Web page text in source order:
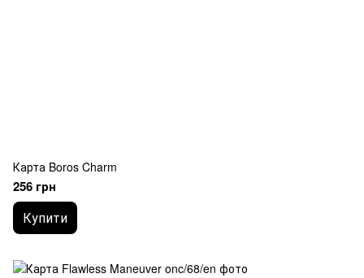
Карта Boros Charm
256 грн
Купити